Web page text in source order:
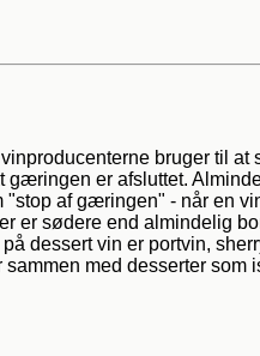
bruger til at
gæringen er afsluttet.
af gæringen" - når en
er sødere end almindelig
dessert vin er portvin,
med desserter som